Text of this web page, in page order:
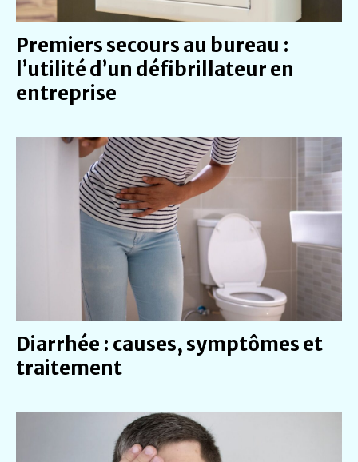
Premiers secours au bureau :
l’utilité d’un défibrillateur en
entreprise
Diarrhée : causes, symptômes et
traitement